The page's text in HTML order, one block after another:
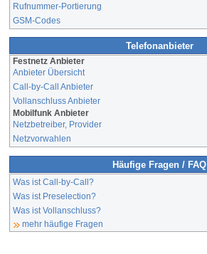
Rufnummer-Portierung
GSM-Codes
Telefonanbieter
Festnetz Anbieter
Anbieter Übersicht
Call-by-Call Anbieter
Vollanschluss Anbieter
Mobilfunk Anbieter
Netzbetreiber, Provider
Netzvorwahlen
Häufige Fragen / FAQ
Was ist Call-by-Call?
Was ist Preselection?
Was ist Vollanschluss?
mehr häufige Fragen